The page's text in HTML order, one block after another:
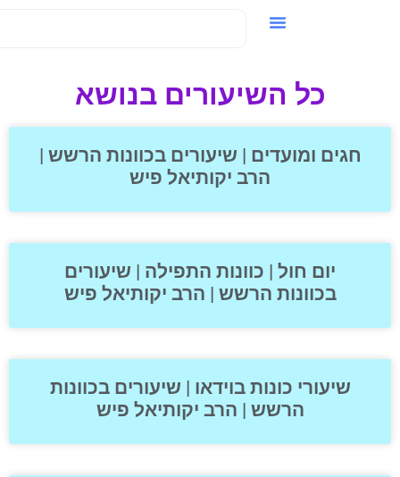
כל השיעורים בנושא
חגים ומועדים | שיעורים בכוונות הרשש |
הרב יקותיאל פיש
יום חול | כוונות התפילה | שיעורים
בכוונות הרשש | הרב יקותיאל פיש
שיעורי כונות בוידאו | שיעורים בכוונות
הרשש | הרב יקותיאל פיש